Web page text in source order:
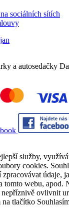
sociálních sítích
a autosedačky
služby,
cookies.
údaje,
tomto webu, apod.
ovlivnit
tlačítko